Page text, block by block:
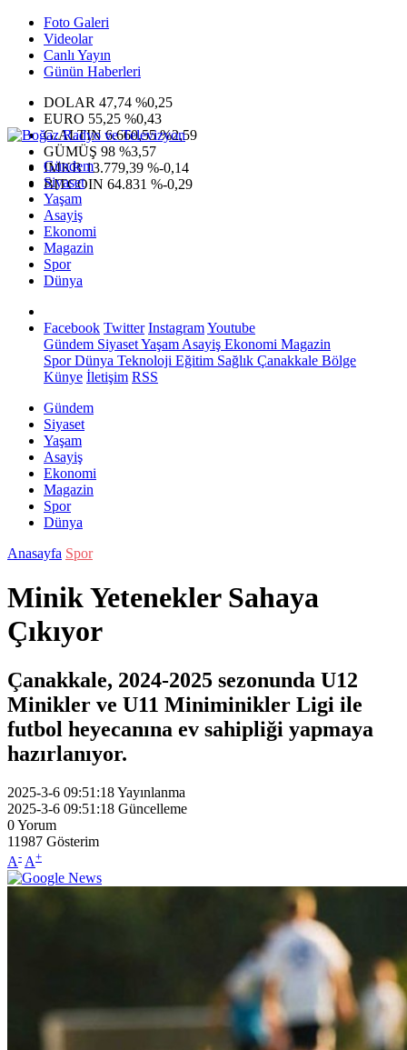
Foto Galeri
Videolar
Canlı Yayın
Günün Haberleri
DOLAR 47,74 %0,25
EURO 55,25 %0,43
G.ALTIN6.660,55 %2,59
GÜMÜŞ 98 %3,57
IMKB13.779,39 %-0,14
BITCOIN 64.831 %-0,29
Gündem
Siyaset
Yaşam
Asayiş
Ekonomi
Magazin
Spor
Dünya
Facebook Twitter InstagramYoutube
Gündem SiyasetYaşam Asayiş Ekonomi Magazin
SporDünya Teknoloji Eğitim Sağlık Çanakkale Bölge
Künye İletişim RSS
Gündem
Siyaset
Yaşam
Asayiş
Ekonomi
Magazin
Spor
Dünya
Anasayfa Spor
Minik Yetenekler Sahaya
Çıkıyor
Çanakkale, 2024-2025 sezonunda U12
Minikler ve U11 Miniminikler Ligi ile
futbol heyecanına ev sahipliği yapmaya
hazırlanıyor.
2025-3-6 09:51:18Yayınlanma
2025-3-6 09:51:18 Güncelleme
0Yorum
11987 Gösterim
A- A+